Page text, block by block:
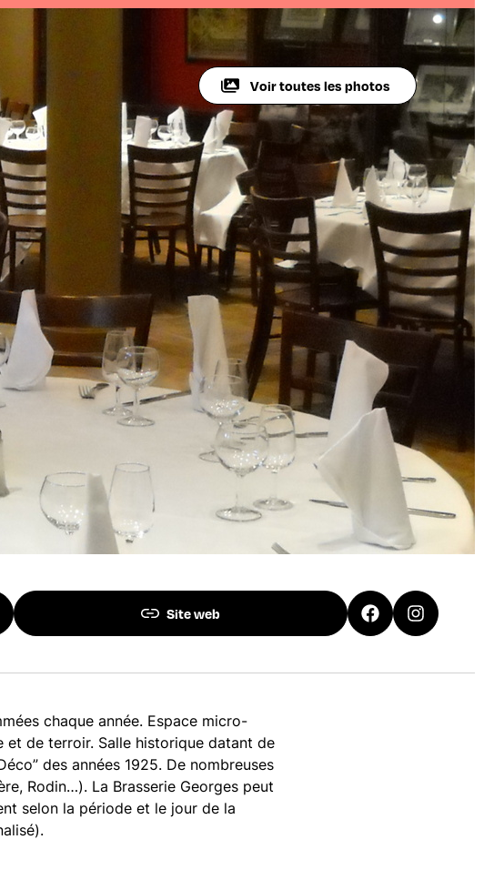
Voir toutes les photos
Site web
chaque année. Espace micro-
et de terroir. Salle historique datant de
des années 1925. De nombreuses
Rodin…). La Brasserie Georges peut
selon la période et le jour de la